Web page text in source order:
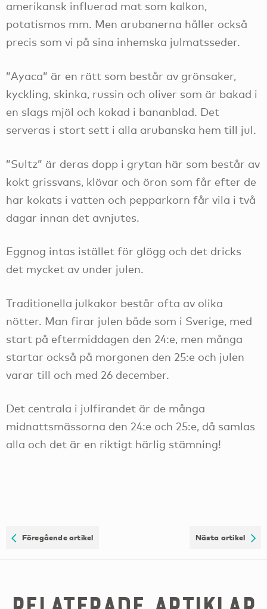
amerikansk influerad mat som kalkon,
potatismos mm. Men arubanerna håller också
precis som vi på sina inhemska julmatsseder.
”Ayaca” är en rätt som består av grönsaker,
kyckling, skinka, russin och oliver som är bakad i
en slags mjöl och kokad i bananblad. Det
serveras i stort sett i alla arubanska hem till jul.
”Sultz” är deras dopp i grytan här som består av
kokt grissvans, klövar och öron som får efter de
har kokats i vatten och pepparkorn får vila i två
dagar innan det avnjutes.
Eggnog intas istället för glögg och det dricks
det mycket av under julen.
Traditionella julkakor består ofta av olika
nötter. Man firar julen både som i Sverige, med
start på eftermiddagen den 24:e, men många
startar också på morgonen den 25:e och julen
varar till och med 26 december.
Det centrala i julfirandet är de många
midnattsmässorna den 24:e och 25:e, då samlas
alla och det är en riktigt härlig stämning!
Föregående artikel Nästa artikel